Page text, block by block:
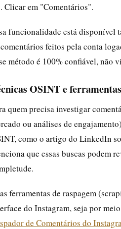
Clicar em "Comentários".
funcionalidade está disponível
feitos pela conta
método é 100% confiável, não
OSINT e
quem precisa investigar
ou análises de
como o artigo do LinkedIn
que essas buscas podem
ferramentas de raspagem
do Instagram, seja por
de Comentários do